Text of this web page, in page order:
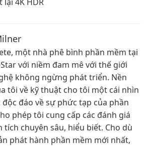
một nhà phê bình phần mềm tại
với niềm đam mê với thế giới
không ngừng phát triển. Nền
tôi về kỹ thuật cho tôi một cái nhìn
độc đáo về sự phức tạp của phần
phép tôi cung cấp các đánh giá
tích chuyên sâu, hiểu biết. Cho dù
phát hành phần mềm mới nhất,